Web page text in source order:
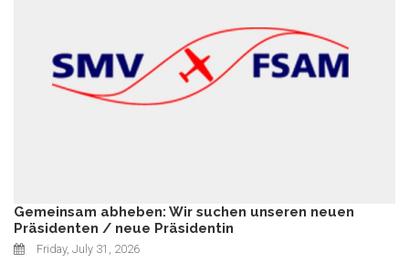
Gemeinsam abheben: Wir suchen unseren neuen
Präsidenten / neue Präsidentin
Friday, July 31, 2026